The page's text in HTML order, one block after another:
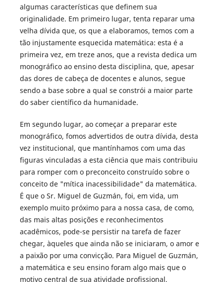
algumas características que definem sua
originalidade. Em primeiro lugar, tenta reparar uma
velha dívida que, os que a elaboramos, temos com a
tão injustamente esquecida matemática: esta é a
primeira vez, em treze anos, que a revista dedica um
monográfico ao ensino desta disciplina, que, apesar
das dores de cabeça de docentes e alunos, segue
sendo a base sobre a qual se constrói a maior parte
do saber científico da humanidade.
Em segundo lugar, ao começar a preparar este
monográfico, fomos advertidos de outra dívida, desta
vez institucional, que mantínhamos com uma das
figuras vinculadas a esta ciência que mais contribuiu
para romper com o preconceito construído sobre o
conceito de "mítica inacessibilidade" da matemática.
É que o Sr. Miguel de Guzmán, foi, em vida, um
exemplo muito próximo para a nossa casa, de como,
das mais altas posições e reconhecimentos
acadêmicos, pode-se persistir na tarefa de fazer
chegar, àqueles que ainda não se iniciaram, o amor e
a paixão por uma convicção. Para Miguel de Guzmán,
a matemática e seu ensino foram algo mais que o
motivo central de sua atividade profissional,